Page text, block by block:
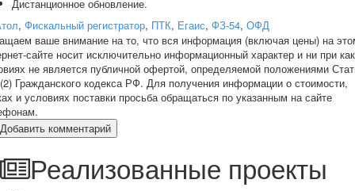
Дистанционное обновление.
, Фискальный регистратор, ПТК, Егаис, ФЗ-54, ОФД
ваше внимание на то, что вся информация (включая цены) на
сайте носит исключительно информационный характер и ни при
не является публичной офертой, определяемой положениями
Гражданского кодекса РФ. Для получения информации о стоимости,
и условиях поставки просьба обращаться по указанным на сайте
Добавить комментарий
Реализованные проекты